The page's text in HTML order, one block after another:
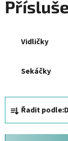
Vidličky
Sekáčky
a
z
Řadit podle: